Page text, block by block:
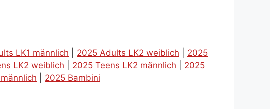
LK1 männlich 2025 Adults LK2 weiblich
2025
LK2 weiblich 2025 Teens LK2 männlich
2025
2025 Bambini